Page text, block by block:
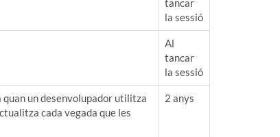
tancar
la sessió
Al
tancar
la sessió
un desenvolupador utilitza
cada vegada que les
2 anys